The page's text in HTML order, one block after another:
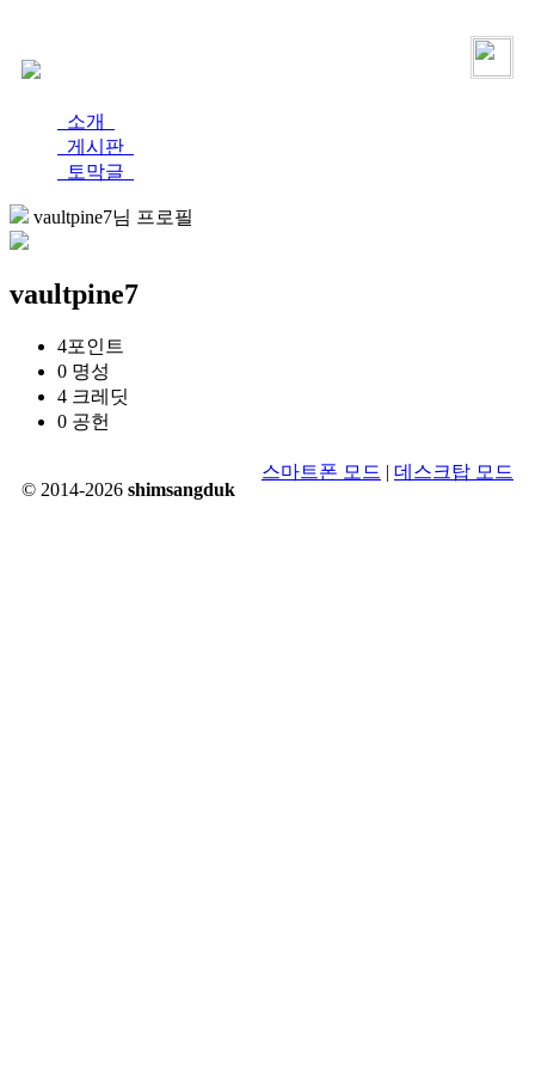
소개
게시판
토막글
vaultpine7님 프로필
vaultpine7
4포인트
0 명성
4 크레딧
0 공헌
© 2014-2026 shimsangduk
스마트폰 모드 | 데스크탑 모드